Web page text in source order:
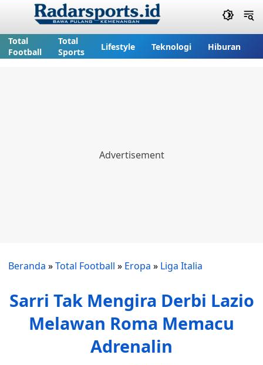
Total
Football
Total
Sports
Lifestyle Teknologi Hiburan
Beranda »Total Football » Eropa » Liga Italia
Sarri Tak Mengira Derbi Lazio
Melawan Roma Memacu
Adrenalin